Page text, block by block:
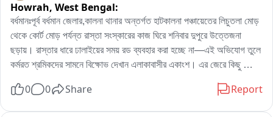
Howrah, West Bengal:
বর্ধমানঃপূর্ব বর্ধমান জেলার,কালনা থানার অন্তর্গত হাটকালনা পঞ্চায়েতের লিচুতলা মোড়
থেকে কোর্ট মোড় পর্যন্ত রাস্তা সংস্কারের কাজ ঘিরে শনিবার দুপুরে উত্তেজনা
ছড়ায়। রাস্তার ধারে ঢালাইয়ের সময় রড ব্যবহার করা হচ্ছে না—এই অভিযোগ তুলে
কর্মরত শ্রমিকদের সামনে বিক্ষোভ দেখান এলাকাবাসীর একাংশ। এর জেরে কিছু
স্থানীয়দের দাবি, দীর্ঘদিন ধরে রাস্তাটি বেহাল অবস্থায় ছিল। সম্প্রতি পেভার ব্লক
0 0 Share Report